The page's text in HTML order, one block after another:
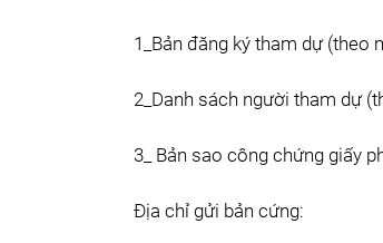
1_Bản đăng ký tham dự (theo
2_Danh sách người tham dự (
3_ Bản sao công chứng giấy
Địa chỉ gửi bản cứng: